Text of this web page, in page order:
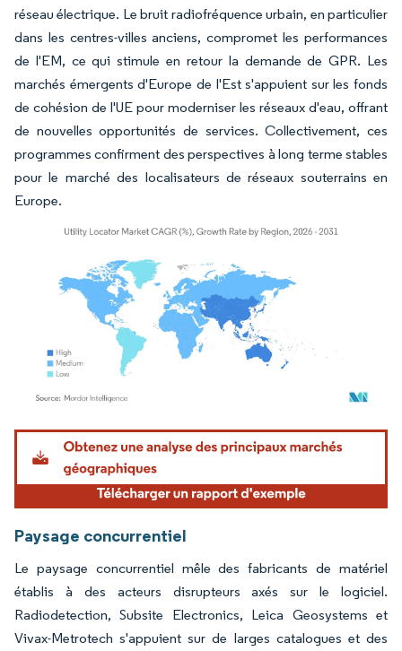
réseau électrique. Le bruit radiofréquence urbain, en particulier
dans les centres-villes anciens, compromet les performances
de l'EM, ce qui stimule en retour la demande de GPR. Les
marchés émergents d'Europe de l'Est s'appuient sur les fonds
de cohésion de l'UE pour moderniser les réseaux d'eau, offrant
de nouvelles opportunités de services. Collectivement, ces
programmes confirment des perspectives à long terme stables
pour le marché des localisateurs de réseaux souterrains en
Europe.
Image © Mordor Intelligence. La réutilisation nécessite une attribution sous CC BY
Paysage concurrentiel
Le paysage concurrentiel mêle des fabricants de matériel
établis à des acteurs disrupteurs axés sur le logiciel.
Radiodetection, Subsite Electronics, Leica Geosystems et
Vivax-Metrotech s'appuient sur de larges catalogues et des